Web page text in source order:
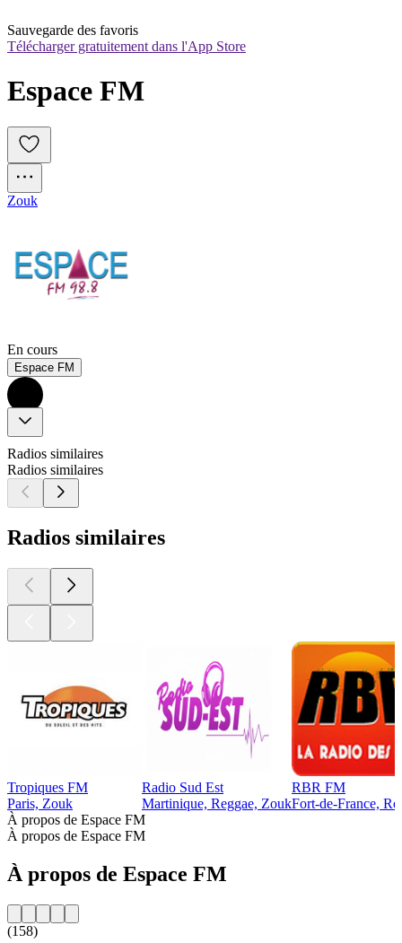
Sauvegarde des favoris
Télécharger gratuitement dans l'App Store
Espace FM
Zouk
En cours
Espace FM
Radios similaires
Radios similaires
Radios similaires
Tropiques FM
Paris, Zouk
Radio Sud Est
Martinique, Reggae, Zouk
RBR FM
Fort-de-France,
À propos de Espace FM
À propos de Espace FM
À propos de Espace FM
(158)